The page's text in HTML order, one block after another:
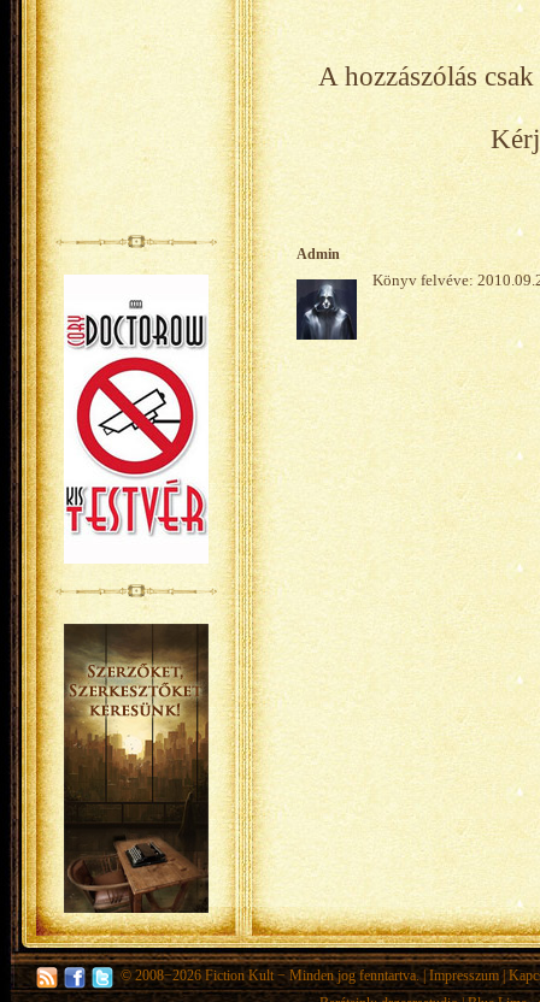
A hozzászólás
Admin
Könyv felvéve:
© 2008−2026 Fiction Kult − Minden jog fenntartva. | Impresszum|